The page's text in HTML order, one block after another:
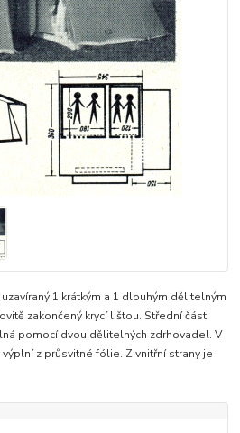
1 krátkým a 1 dlouhým dělitelným
zakončený krycí lištou. Střední část
pomocí dvou dělitelných zdrhovadel. V
z průsvitné fólie. Z vnitřní strany je